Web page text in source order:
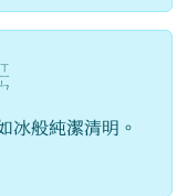
ㄒ
ㄧ
ㄣ
冰般純潔清明。